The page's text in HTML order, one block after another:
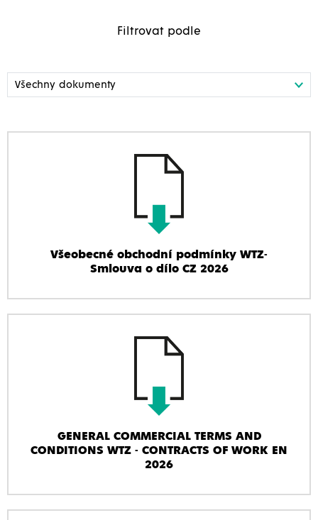
Filtrovat podle
Všeobecné obchodní podmínky WTZ-
Smlouva o dílo CZ 2026
GENERAL COMMERCIAL TERMS AND
CONDITIONS WTZ - CONTRACTS OF WORK EN
2026